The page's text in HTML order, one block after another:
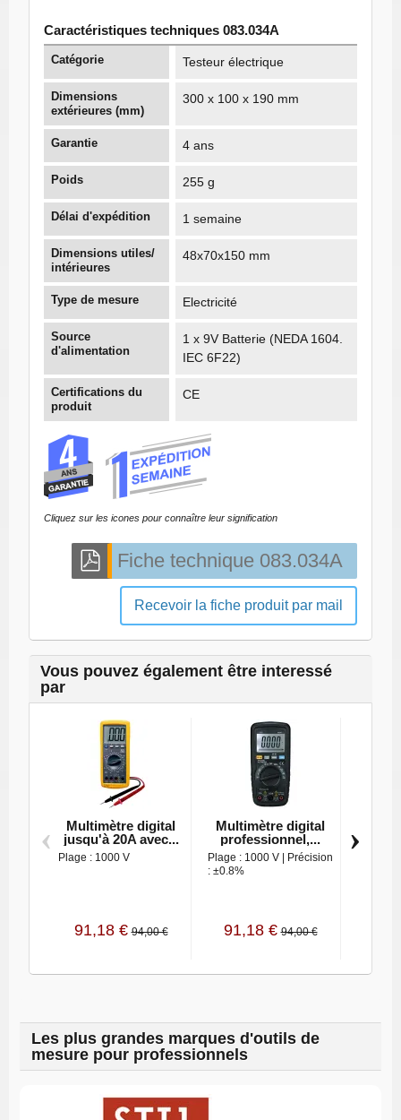
Caractéristiques techniques 083.034A
Catégorie Testeur électrique
Dimensions
extérieures (mm)
300 x 100 x 190 mm
Garantie 4 ans
Poids 255 g
Délai d'expédition 1 semaine
Dimensions utiles/
intérieures
48x70x150 mm
Type de mesure Electricité
Source
d'alimentation
1 x 9V Batterie (NEDA 1604.
IEC 6F22)
Certifications du
produit
CE
Cliquez sur les icones pour connaître leur signification
Recevoir la fiche produit par mail
Vous pouvez également être interessé
par
Multimètre digital
jusqu'à 20A avec...
Plage : 1000 V
91,18 € 94,00 €
Multimètre digital
professionnel,...
Plage : 1000 V | Précision
: ±0.8%
91,18 € 94,00 €
‹ ›
Les plus grandes marques d'outils de
mesure pour professionnels